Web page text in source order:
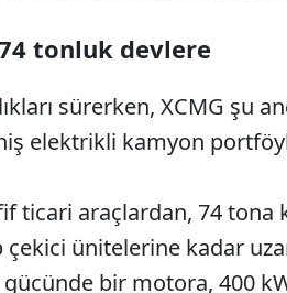
tonluk devlere
sürerken, XCMG şu
elektrikli kamyon
ticari araçlardan, 74 tona
ünitelerine kadar
gücünde bir motora, 400